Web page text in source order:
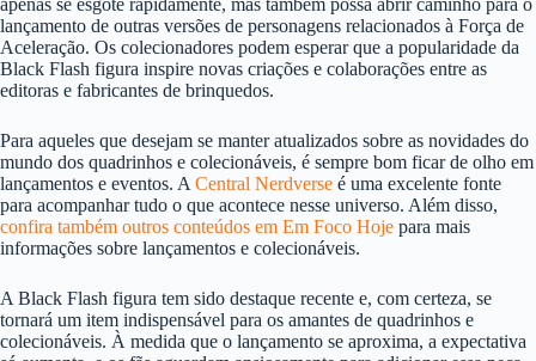
apenas se esgote rapidamente, mas também possa abrir caminho para o
lançamento de outras versões de personagens relacionados à Força de
Aceleração. Os colecionadores podem esperar que a popularidade da
Black Flash figura inspire novas criações e colaborações entre as
editoras e fabricantes de brinquedos.
Para aqueles que desejam se manter atualizados sobre as novidades do
mundo dos quadrinhos e colecionáveis, é sempre bom ficar de olho em
lançamentos e eventos. A Central Nerdverse é uma excelente fonte
para acompanhar tudo o que acontece nesse universo. Além disso,
confira também outros conteúdos em Em Foco Hoje para mais
informações sobre lançamentos e colecionáveis.
A Black Flash figura tem sido destaque recente e, com certeza, se
tornará um item indispensável para os amantes de quadrinhos e
colecionáveis. À medida que o lançamento se aproxima, a expectativa